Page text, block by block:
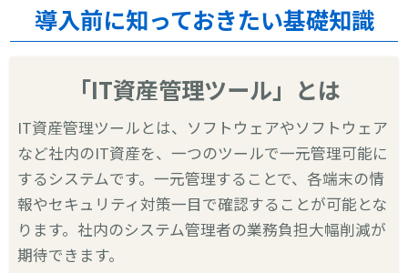
導入前に知っておきたい基礎知識
「IT資産管理ツール」とは
IT資産管理ツールとは、ソフトウェアやソフトウェア
など社内のIT資産を、一つのツールで一元管理可能に
するシステムです。一元管理することで、各端末の情
報やセキュリティ対策一目で確認することが可能とな
ります。社内のシステム管理者の業務負担大幅削減が
期待できます。